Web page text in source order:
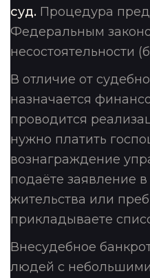
суд. Процедура
Федеральным
несостоятельности
В отличие от
назначается
проводится
нужно платить
вознаграждение
подаёте заявление
жительства или
прикладываете
Внесудебное
людей с